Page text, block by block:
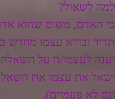
למה לשאול?
כי האדם, משום שהוא
תדיר ובורא עצמו מחדש
יענה לעצמו/ה על השאלה
ישאל את עצמו את השאלה
וגם לא פעמיים).